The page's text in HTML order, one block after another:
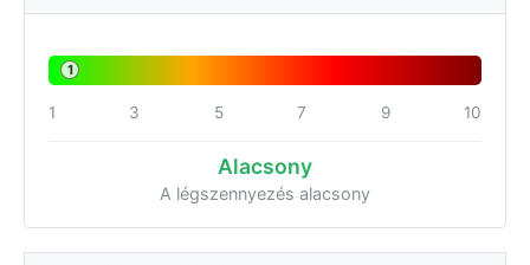
1
1 3 5 7 9 10
Alacsony
A légszennyezés alacsony